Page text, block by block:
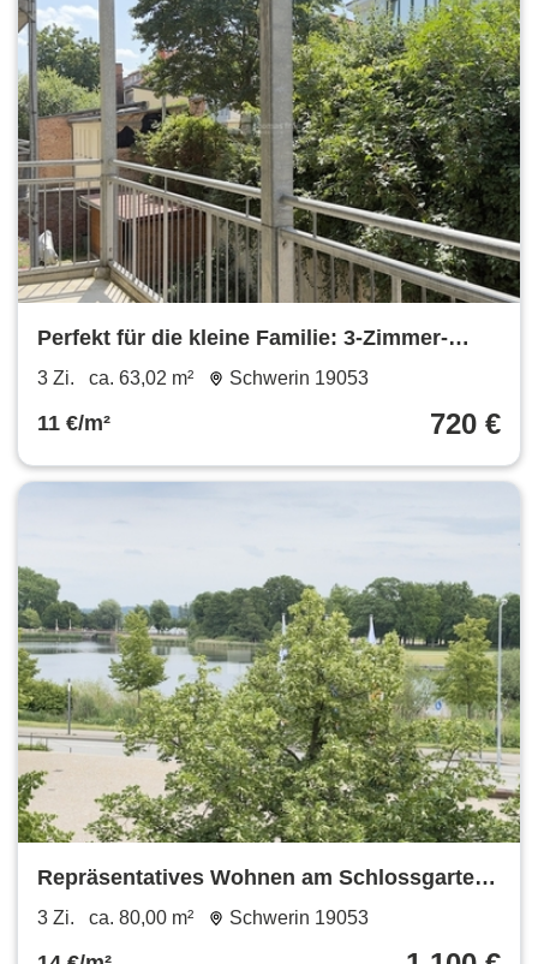
Perfekt für die kleine Familie: 3-Zimmer-
Wohnung mit Balkon
3 Zi. ca. 63,02 m² Schwerin 19053
11 €/m² 720 €
Repräsentatives Wohnen am Schlossgarten:
Frisch renoviert & voller Wärme
3 Zi. ca. 80,00 m² Schwerin 19053